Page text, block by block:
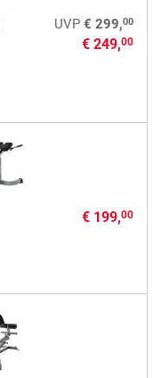
UVP € 299,00
€ 249,00
€ 199,00